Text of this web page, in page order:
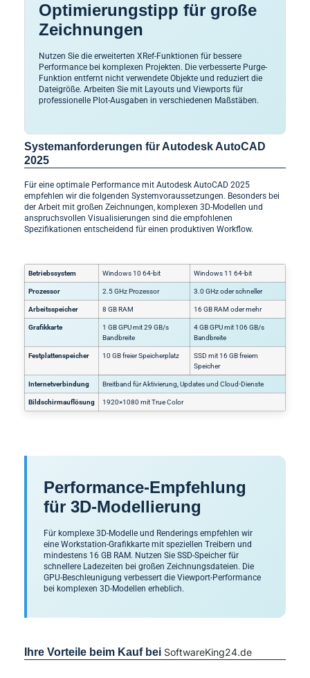
Optimierungstipp für große
Zeichnungen
Nutzen Sie die erweiterten XRef-Funktionen für bessere
Performance bei komplexen Projekten. Die verbesserte Purge-
Funktion entfernt nicht verwendete Objekte und reduziert die
Dateigröße. Arbeiten Sie mit Layouts und Viewports für
professionelle Plot-Ausgaben in verschiedenen Maßstäben.
Systemanforderungen für Autodesk AutoCAD
2025
Für eine optimale Performance mit Autodesk AutoCAD 2025
empfehlen wir die folgenden Systemvoraussetzungen. Besonders bei
der Arbeit mit großen Zeichnungen, komplexen 3D-Modellen und
anspruchsvollen Visualisierungen sind die empfohlenen
Spezifikationen entscheidend für einen produktiven Workflow.
Betriebssystem Windows 10 64-bit Windows 11 64-bit
Prozessor 2.5 GHz Prozessor 3.0 GHz oder schneller
Arbeitsspeicher 8 GB RAM 16 GB RAM oder mehr
Grafikkarte
1 GB GPU mit 29 GB/s
Bandbreite
4 GB GPU mit 106 GB/s
Bandbreite
Festplattenspeicher 10 GB freier Speicherplatz
SSD mit 16 GB freiem
Speicher
Internetverbindung Breitband für Aktivierung, Updates und Cloud-Dienste
Bildschirmauflösung 1920×1080 mit True Color
Performance-Empfehlung
für 3D-Modellierung
Für komplexe 3D-Modelle und Renderings empfehlen wir
eine Workstation-Grafikkarte mit speziellen Treibern und
mindestens 16 GB RAM. Nutzen Sie SSD-Speicher für
schnellere Ladezeiten bei großen Zeichnungsdateien. Die
GPU-Beschleunigung verbessert die Viewport-Performance
bei komplexen 3D-Modellen erheblich.
Ihre Vorteile beim Kauf bei SoftwareKing24.de